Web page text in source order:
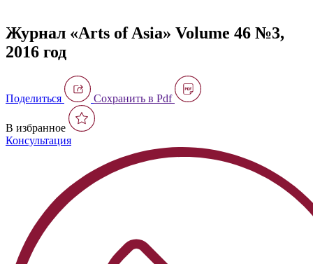
Журнал «Arts of Asia» Volume 46 №3,
2016 год
Поделиться Сохранить в Pdf
В избранное
Консультация